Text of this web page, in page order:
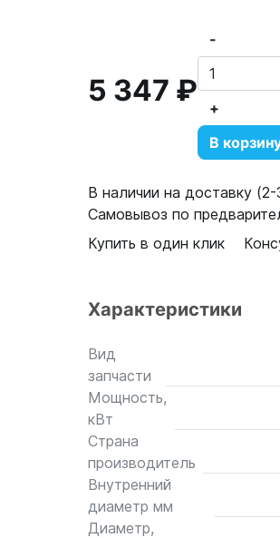
5 347 ₽
-
+
В
В наличии на доставку
Самовывоз по
Купить в один клик
Характеристики
Вид
запчасти
Мощность,
кВт
Страна
производитель
Внутренний
диаметр мм
Диаметр,